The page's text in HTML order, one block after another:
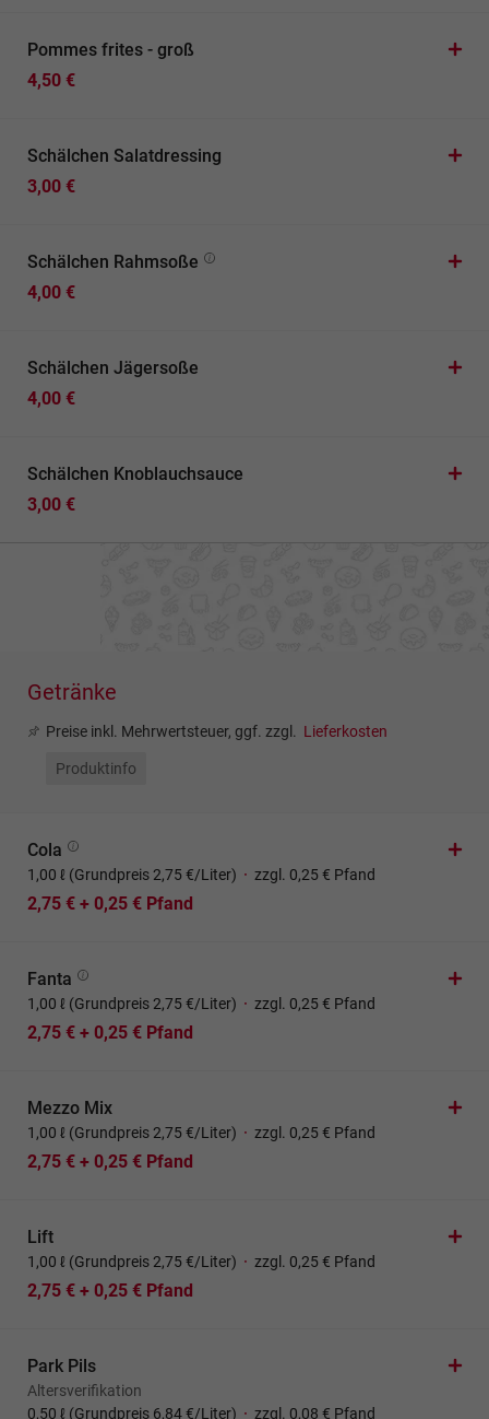
Pommes frites - groß
4,50 €
Schälchen Salatdressing
3,00 €
Schälchen Rahmsoße
4,00 €
Schälchen Jägersoße
4,00 €
Schälchen Knoblauchsauce
3,00 €
Getränke
Preise inkl. Mehrwertsteuer, ggf. zzgl. Lieferkosten
Produktinfo
Cola
1,00 ℓ (Grundpreis 2,75 €/Liter) · zzgl. 0,25 € Pfand
2,75 € + 0,25 € Pfand
Fanta
1,00 ℓ (Grundpreis 2,75 €/Liter) · zzgl. 0,25 € Pfand
2,75 € + 0,25 € Pfand
Mezzo Mix
1,00 ℓ (Grundpreis 2,75 €/Liter) · zzgl. 0,25 € Pfand
2,75 € + 0,25 € Pfand
Lift
1,00 ℓ (Grundpreis 2,75 €/Liter) · zzgl. 0,25 € Pfand
2,75 € + 0,25 € Pfand
Park Pils
Altersverifikation
0,50 ℓ (Grundpreis 6,84 €/Liter) · zzgl. 0,08 € Pfand